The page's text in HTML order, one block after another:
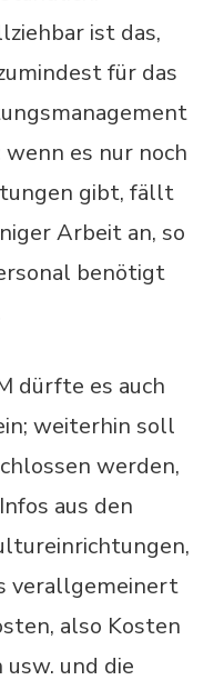
ist das,
für das
es nur noch
gibt, fällt
Arbeit an, so
benötigt
dürfte es auch
weiterhin soll
werden,
aus den
verallgemeinert
also Kosten
und die